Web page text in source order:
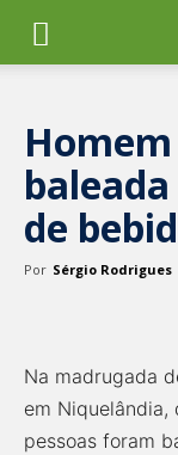
de
Por Sérgio Rodrigues
Na madrugada
em
pessoas foram